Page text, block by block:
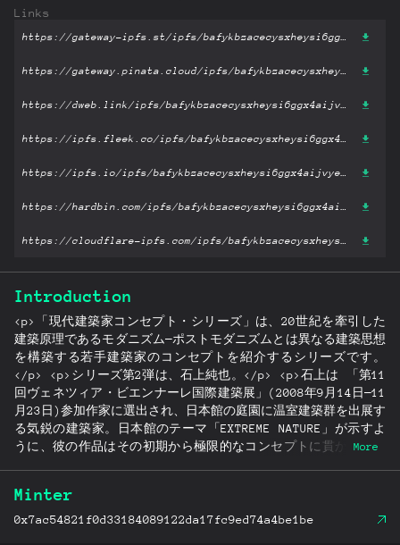
Links
Introduction
<p>「現代建築家コンセプト・シリーズ」は、20世紀を牽引した
建築原理であるモダニズム─ポストモダニズムとは異なる建築思想
を構築する若手建築家のコンセプトを紹介するシリーズです。
</p> <p>シリーズ第2弾は、石上純也。</p> <p>石上は 「第11
回ヴェネツィア・ビエンナーレ国際建築展」(2008年9月14日─11
月23日)参加作家に選出され、日本館の庭園に温室建築群を出展す
る気鋭の建築家。日本館のテーマ「EXTREME NATURE」が示すよ
うに、彼の作品はその初期から極限的なコンセプトに貫かれてい
2,000m2の空間を305本の柱で構成した《神奈川工科大学の工房》
(2008)等々、建築、風景、地形、インスタレーション、家具、美
More
Minter
0x7ac54821f0d33184089122da17fc9ed74a4be1be